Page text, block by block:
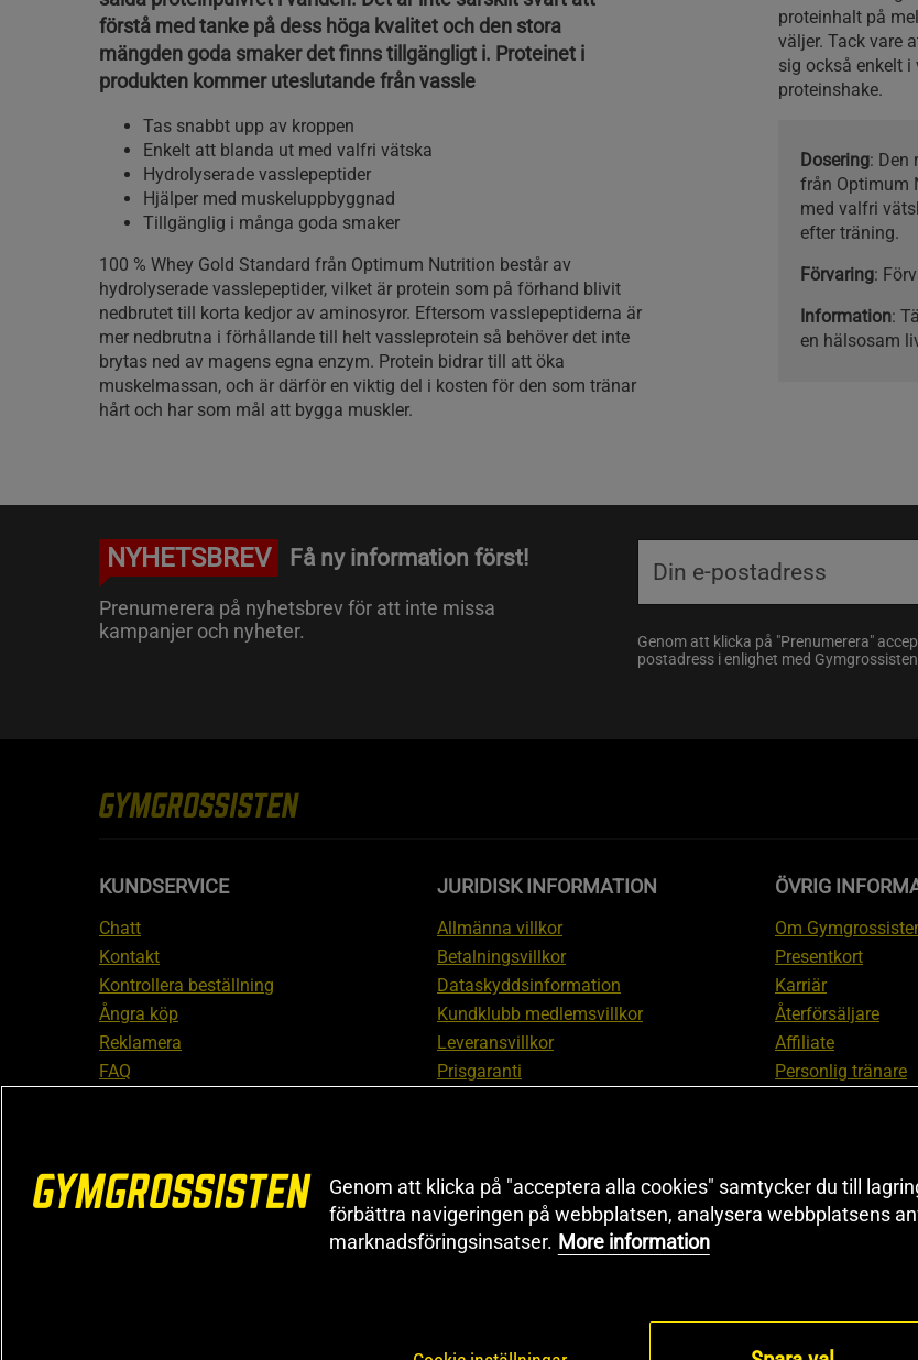
förstå med tanke på dess höga kvalitet och den stora
mängden goda smaker det finns tillgängligt i. Proteinet i
produkten kommer uteslutande från vassle
Tas snabbt upp av kroppen
Enkelt att blanda ut med valfri vätska
Hydrolyserade vasslepeptider
Hjälper med muskeluppbyggnad
Tillgänglig i många goda smaker
100 % Whey Gold Standard från Optimum Nutrition består av
hydrolyserade vasslepeptider, vilket är protein som på förhand blivit
nedbrutet till korta kedjor av aminosyror. Eftersom vasslepeptiderna är
mer nedbrutna i förhållande till helt vassleprotein så behöver det inte
brytas ned av magens egna enzym. Protein bidrar till att öka
muskelmassan, och är därför en viktig del i kosten för den som tränar
hårt och har som mål att bygga muskler.
proteinhalt på
väljer. Tack vare
sig också enkelt
proteinshake.
Dosering: Den
från Optimum
med valfri
efter träning.
Förvaring:
Information:
en hälsosam
NYHETSBREV Få ny information först!
Prenumerera på nyhetsbrev för att inte missa
kampanjer och nyheter.
Genom att klicka på "Prenumerera"
postadress i enlighet med
KUNDSERVICE
Chatt
Kontakt
Kontrollera beställning
Ångra köp
Reklamera
FAQ
JURIDISK INFORMATION
Allmänna villkor
Betalningsvillkor
Dataskyddsinformation
Kundklubb medlemsvillkor
Leveransvillkor
Prisgaranti
ÖVRIG
Om
Presentkort
Karriär
Återförsäljare
Affiliate
Personlig tränare
Black Friday
Artiklar &
Genom att klicka på "acceptera alla cookies" samtycker du till
förbättra navigeringen på webbplatsen, analysera webbplatsens
marknadsföringsinsatser. More information